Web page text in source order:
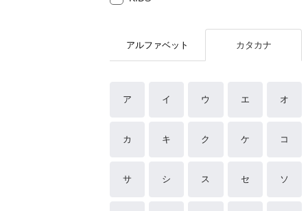
アルファベット カタカナ
ア イ ウ エ オ
カ キ ク ケ コ
サ シ ス セ ソ